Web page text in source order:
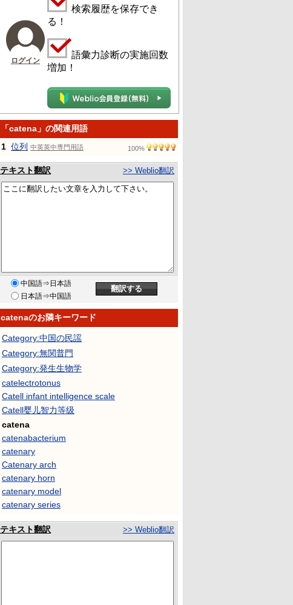
ログイン
検索履歴を保存でき
る！
語彙力診断の実施回数
増加！
「catena」の関連用語
1 位列 中英英中専門用語 100%
テキスト翻訳 >> Weblio翻訳
中国語⇒日本語
日本語⇒中国語
catenaのお隣キーワード
Category:中国の民謡
Category:無関普門
Category:発生生物学
catelectrotonus
Catell infant intelligence scale
Catell婴儿智力等级
catena
catenabacterium
catenary
Catenary arch
catenary horn
catenary model
catenary series
テキスト翻訳 >> Weblio翻訳